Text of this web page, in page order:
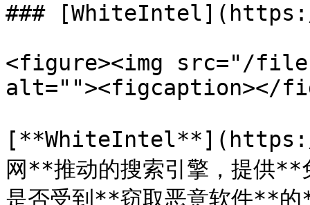
###
<figure><img src="/
alt=""><figcaption></
网**推动的搜索引擎，提供**
是否受到**窃取恶意软件**